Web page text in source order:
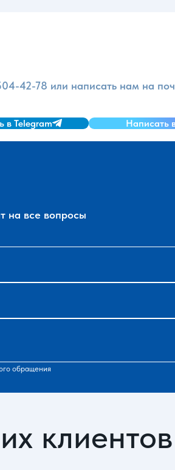
42-78 или написать нам на
в Telegram Написать
на все вопросы
обращения
клиентов